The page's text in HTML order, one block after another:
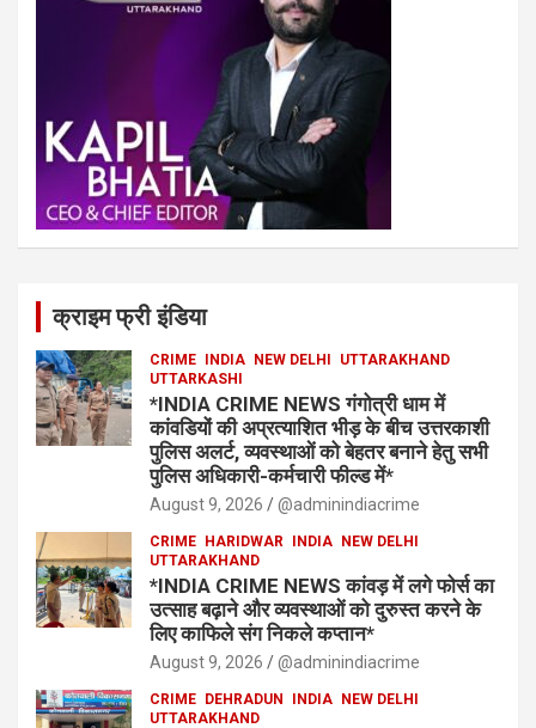
क्राइम फ्री इंडिया
CRIME INDIA NEW DELHI
UTTARAKHAND
UTTARKASHI
*INDIA CRIME NEWS गंगोत्री धाम में
कांवडियों की अप्रत्याशित भीड़ के बीच उत्तरकाशी
पुलिस अलर्ट, व्यवस्थाओं को बेहतर बनाने हेतु सभी
पुलिस अधिकारी-कर्मचारी फील्ड में*
August 9, 2026 @adminindiacrime
CRIME HARIDWAR INDIA NEW DELHI
UTTARAKHAND
*INDIA CRIME NEWS कांवड़ में लगे फोर्स का
उत्साह बढ़ाने और व्यवस्थाओं को दुरुस्त करने के
लिए काफिले संग निकले कप्तान*
August 9, 2026 @adminindiacrime
CRIME DEHRADUN INDIA NEW DELHI
UTTARAKHAND